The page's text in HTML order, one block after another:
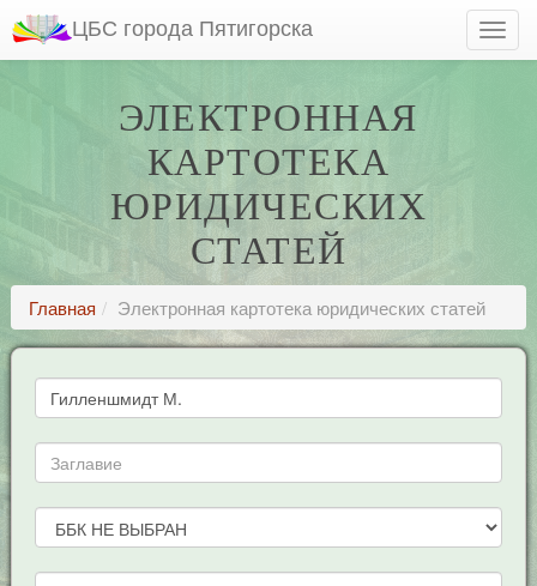
ЦБС города Пятигорска
ЭЛЕКТРОННАЯ
КАРТОТЕКА
ЮРИДИЧЕСКИХ
СТАТЕЙ
Главная Электронная картотека юридических статей